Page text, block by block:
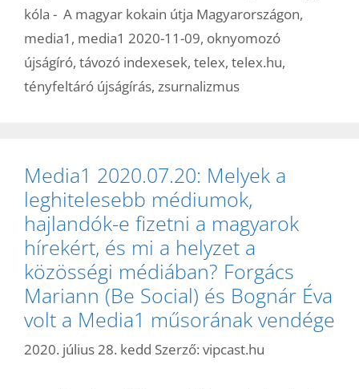
kóla - A magyar kokain útja Magyarországon,
media1 , media1 2020-11-09, oknyomozó
újságíró, távozó indexesek, telex, telex.hu,
tényfeltáró újságírás, zsurnalizmus
Media1 2020.07.20: Melyek a
leghitelesebb médiumok,
hajlandók-e fizetni a magyarok
hírekért, és mi a helyzet a
közösségi médiában? Forgács
Mariann (Be Social) és Bognár Éva
volt a Media1 műsorának vendége
2020. július 28. kedd Szerző: vipcast.hu